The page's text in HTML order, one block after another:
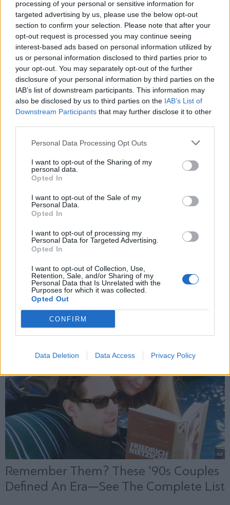
processing of your personal or sensitive information for
targeted advertising by us, please use the below opt-out
section to confirm your selection. Please note that after your
opt-out request is processed you may continue seeing
interest-based ads based on personal information utilized by
us or personal information disclosed to third parties prior to
your opt-out. You may separately opt-out of the further
disclosure of your personal information by third parties on the
IAB’s list of downstream participants. This information may
also be disclosed by us to third parties on the IAB’s List of
Downstream Participants that may further disclose it to other
Personal Data Processing Opt Outs
I want to opt-out of the Sharing of my
personal data.
Opted In
I want to opt-out of the Sale of my
Personal Data.
Opted In
I want to opt-out of processing my
Personal Data for Targeted Advertising.
Opted In
I want to opt-out of Collection, Use,
Retention, Sale, and/or Sharing of my
Personal Data that Is Unrelated with the
Purposes for which it was collected.
Opted Out
CONFIRM
Data Deletion Data Access Privacy Policy
τεράστιο αριθμό ανθρώπων"
ΔΙΕΘΝΗ
11.08.2024 16:30
PARAPOLITIKA NEWSROOM
ποιότητας”, λέει ο τζιχαντιστής που
σχεδίαζε επίθεση σε live της Τέιλορ
Σουίφτ
Εγγραφή στο newsletter
Αποδέχομαι τους
και την πολιτική απορρήτου
X